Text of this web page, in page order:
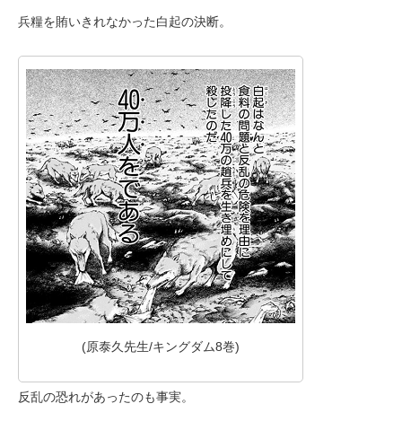
兵糧を賄いきれなかった白起の決断。
(原泰久先生/キングダム8巻)
反乱の恐れがあったのも事実。